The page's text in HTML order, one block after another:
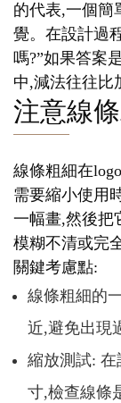
的代表,一個簡
覺。在設計過
嗎?”如果答案
中,減法往往比
注意線
線條粗細在
需要縮小使用
一幅畫,然後把
模糊不清或完
關鍵考慮點:
線條粗細的
近,避免出現
縮放測試: 在
寸,檢查線條